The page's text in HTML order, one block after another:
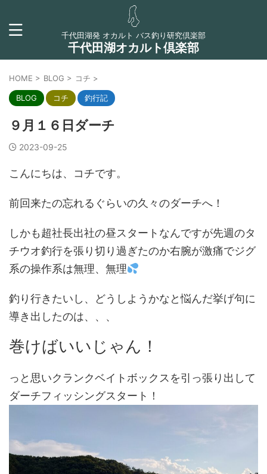
千代田湖発 オカルト バス釣り研究倶楽部
千代田湖オカルト倶楽部
HOME > BLOG > コチ >
BLOG コチ 釣行記
９月１６日ダーチ
2023-09-25
こんにちは、コチです。
前回来たの忘れるぐらいの久々のダーチへ！
しかも超社長出社の昼スタートなんですが先週のタ
チウオ釣行を張り切り過ぎたのか右腕が激痛でジグ
系の操作系は無理、無理
釣り行きたいし、どうしようかなと悩んだ挙げ句に
導き出したのは、、、
巻けばいいじゃん！
っと思いクランクベイトボックスを引っ張り出して
ダーチフィッシングスタート！